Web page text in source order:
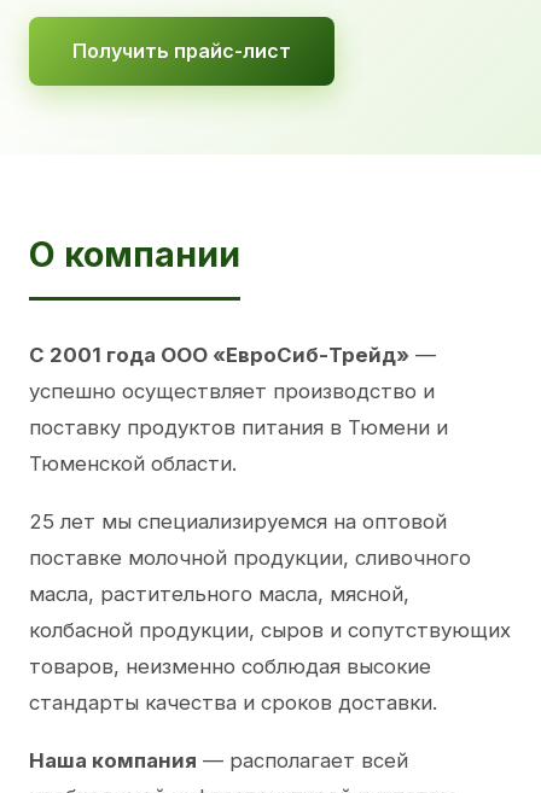
Получить прайс-лист
О компании
С 2001 года ООО «ЕвроСиб-Трейд» —
успешно осуществляет производство и
поставку продуктов питания в Тюмени и
Тюменской области.
25 лет мы специализируемся на оптовой
поставке молочной продукции, сливочного
масла, растительного масла, мясной,
колбасной продукции, сыров и сопутствующих
товаров, неизменно соблюдая высокие
стандарты качества и сроков доставки.
Наша компания — располагает всей